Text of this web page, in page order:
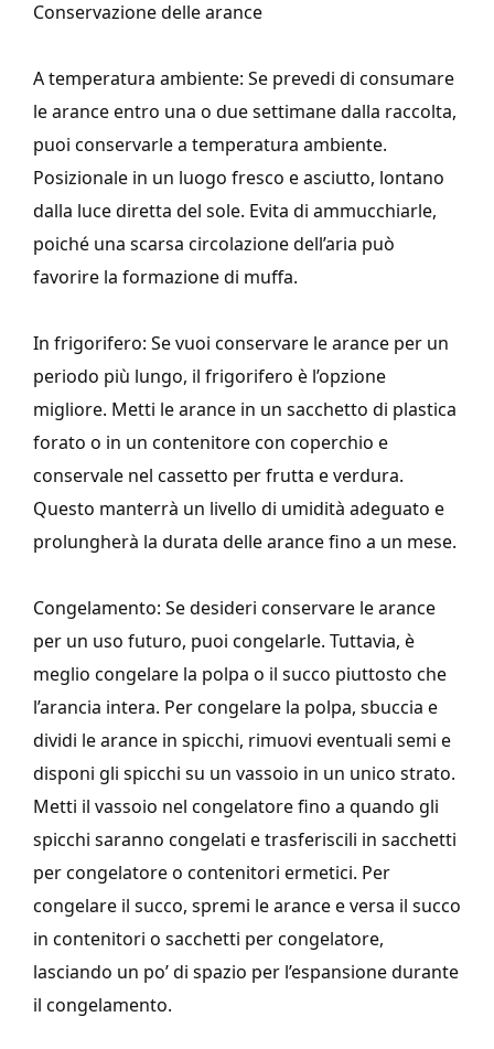
Conservazione delle arance
A temperatura ambiente: Se prevedi di consumare
le arance entro una o due settimane dalla raccolta,
puoi conservarle a temperatura ambiente.
Posizionale in un luogo fresco e asciutto, lontano
dalla luce diretta del sole. Evita di ammucchiarle,
poiché una scarsa circolazione dell’aria può
favorire la formazione di muffa.
In frigorifero: Se vuoi conservare le arance per un
periodo più lungo, il frigorifero è l’opzione
migliore. Metti le arance in un sacchetto di plastica
forato o in un contenitore con coperchio e
conservale nel cassetto per frutta e verdura.
Questo manterrà un livello di umidità adeguato e
prolungherà la durata delle arance fino a un mese.
Congelamento: Se desideri conservare le arance
per un uso futuro, puoi congelarle. Tuttavia, è
meglio congelare la polpa o il succo piuttosto che
l’arancia intera. Per congelare la polpa, sbuccia e
dividi le arance in spicchi, rimuovi eventuali semi e
disponi gli spicchi su un vassoio in un unico strato.
Metti il vassoio nel congelatore fino a quando gli
spicchi saranno congelati e trasferiscili in sacchetti
per congelatore o contenitori ermetici. Per
congelare il succo, spremi le arance e versa il succo
in contenitori o sacchetti per congelatore,
lasciando un po’ di spazio per l’espansione durante
il congelamento.